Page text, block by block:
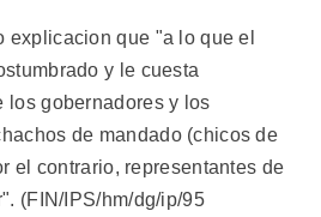
explicacion que "a lo que el
y le cuesta
los gobernadores y los
de mandado (chicos de
el contrario, representantes de
(FIN/IPS/hm/dg/ip/95